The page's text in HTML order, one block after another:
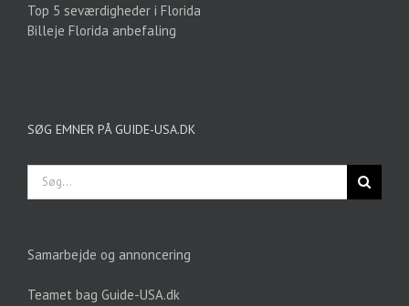
Top 5 seværdigheder i Florida
Billeje Florida anbefaling
SØG EMNER PÅ GUIDE-USA.DK
Søg
efter:
Samarbejde og annoncering
Teamet bag Guide-USA.dk